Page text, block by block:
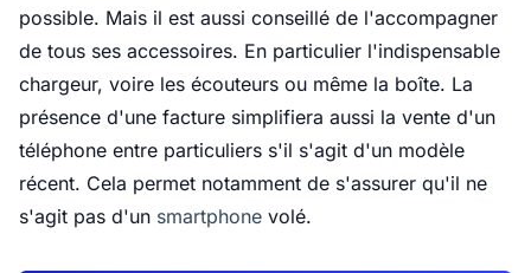
possible. Mais il est aussi conseillé de l'accompagner
de tous ses accessoires. En particulier l'indispensable
chargeur, voire les écouteurs ou même la boîte. La
présence d'une facture simplifiera aussi la vente d'un
téléphone entre particuliers s'il s'agit d'un modèle
récent. Cela permet notamment de s'assurer qu'il ne
s'agit pas d'un smartphone volé.